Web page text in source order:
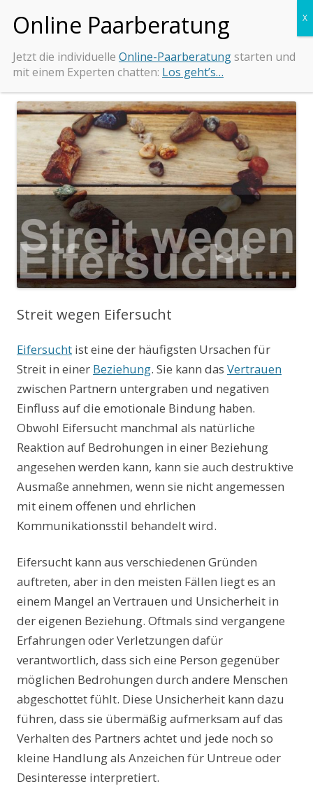
Beziehungs-Retter.de
Inhalt
springen
Streit wegen Eifersucht
Eifersucht ist eine der häufigsten Ursachen für
Streit in einer Beziehung. Sie kann das Vertrauen
zwischen Partnern untergraben und negativen
Einfluss auf die emotionale Bindung haben.
Obwohl Eifersucht manchmal als natürliche
Reaktion auf Bedrohungen in einer Beziehung
angesehen werden kann, kann sie auch destruktive
Ausmaße annehmen, wenn sie nicht angemessen
mit einem offenen und ehrlichen
Kommunikationsstil behandelt wird.
Eifersucht kann aus verschiedenen Gründen
auftreten, aber in den meisten Fällen liegt es an
einem Mangel an Vertrauen und Unsicherheit in
der eigenen Beziehung. Oftmals sind vergangene
Erfahrungen oder Verletzungen dafür
verantwortlich, dass sich eine Person gegenüber
möglichen Bedrohungen durch andere Menschen
abgeschottet fühlt. Diese Unsicherheit kann dazu
führen, dass sie übermäßig aufmerksam auf das
Verhalten des Partners achtet und jede noch so
kleine Handlung als Anzeichen für Untreue oder
Desinteresse interpretiert.
Jetzt die individuelle Online-Paarberatungstarten und
mit einem Experten chatten: Los geht’s…